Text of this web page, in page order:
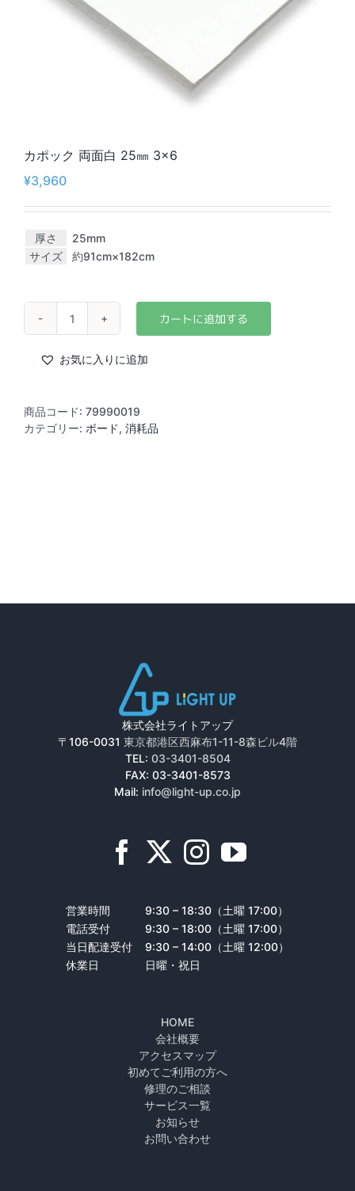
カポック 両面白 25㎜ 3×6
¥3,960
厚さ
25mm
サイズ
約91cm×182cm
カ
ッ
面
白
お気に入りに追加
商品コード: 79990019
カテゴリー: ボード, 消耗品
株式会社ライトアップ
〒106-0031 東京都港区西麻布1-11-8森ビル4階
TEL: 03-3401-8504
FAX: 03-3401-8573
Mail: info@light-up.co.jp
営業時間
9:30 – 18:30（土曜 17:00）
電話受付
9:30 – 18:00（土曜 17:00）
当日配達受付
9:30 – 14:00（土曜 12:00）
休業日
日曜・祝日
HOME
会社概要
アクセスマップ
初めてご利用の方へ
修理のご相談
サービス一覧
お知らせ
お問い合わせ